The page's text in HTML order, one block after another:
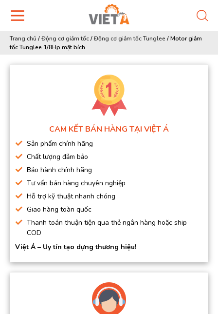
Trang chủ /Động cơ giảm tốc/Động cơ giảm tốc Tunglee /Motor giảm
tốc Tunglee 1/8Hp mặt bích
CAM KẾT BÁN HÀNG TẠI VIỆT Á
Sản phẩm chính hãng
Chất lượng đảm bảo
Bảo hành chính hãng
Tư vấn bán hàng chuyên nghiệp
Hỗ trợ kỹ thuật nhanh chóng
Giao hàng toàn quốc
Thanh toán thuận tiện qua thẻ ngân hàng hoặc ship
COD
Việt Á – Uy tín tạo dựng thương hiệu!